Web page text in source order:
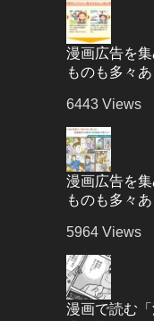
漫画広告を
ものも多々
6443 Views
漫画広告を
ものも多々
5964 Views
漫画で読む